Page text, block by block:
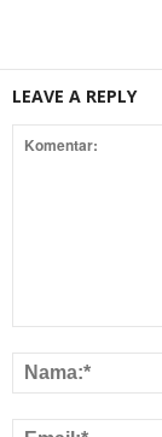
LEAVE A REPLY